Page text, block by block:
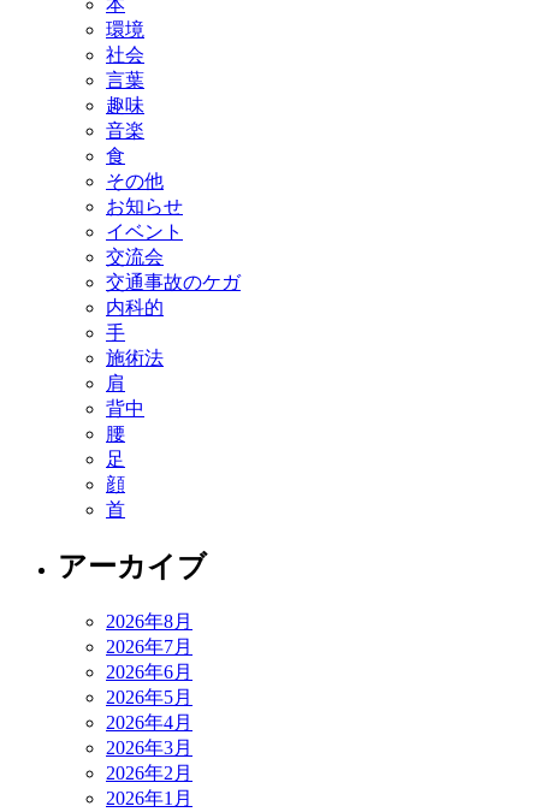
本
環境
社会
言葉
趣味
音楽
食
その他
お知らせ
イベント
交流会
交通事故のケガ
内科的
手
施術法
肩
背中
腰
足
顔
首
アーカイブ
2026年8月
2026年7月
2026年6月
2026年5月
2026年4月
2026年3月
2026年2月
2026年1月